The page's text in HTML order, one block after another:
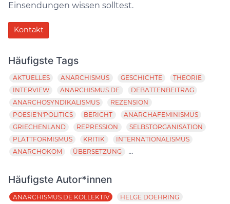
Einsendungen wissen solltest.
Kontakt
Häufigste Tags
AKTUELLES ANARCHISMUS GESCHICHTE
THEORIE
INTERVIEW
ANARCHISMUS.DE
DEBATTENBEITRAG
ANARCHOSYNDIKALISMUS
REZENSION
POESIE'N'POLITICS
BERICHT
ANARCHAFEMINISMUS
GRIECHENLAND
REPRESSION
SELBSTORGANISATION
PLATTFORMISMUS
KRITIK
INTERNATIONALISMUS
ANARCHOKOM
ÜBERSETZUNG ...
Häufigste Autor*innen
ANARCHISMUS.DE KOLLEKTIV
HELGE DOEHRING